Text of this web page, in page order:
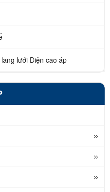
lưới Điện cao áp